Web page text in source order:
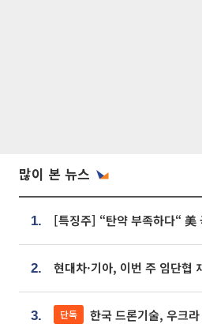
많이 본 뉴스
1.
2.
3. 단독 한국 드론기술, 우크라 전장서 시